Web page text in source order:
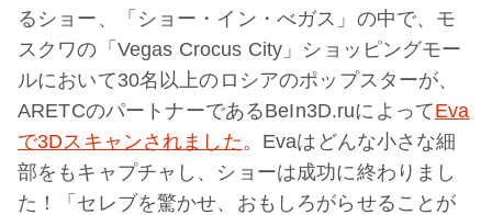
るショー、「ショー・イン・べガス」の中で、モ
スクワの「Vegas Crocus City」ショッピングモー
ルにおいて30名以上のロシアのポップスターが、
ARETCのパートナーであるBeIn3D.ruによってEva
で3Dスキャンされました。Evaはどんな小さな細
部をもキャプチャし、ショーは成功に終わりまし
た！「セレブを驚かせ、おもしろがらせることが